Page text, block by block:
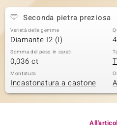
Seconda pietra preziosa
Varietà delle gemme
Diamante I2 (I)
Somma del peso in carati
0,036 ct
Montatura
Incastonatura a castone